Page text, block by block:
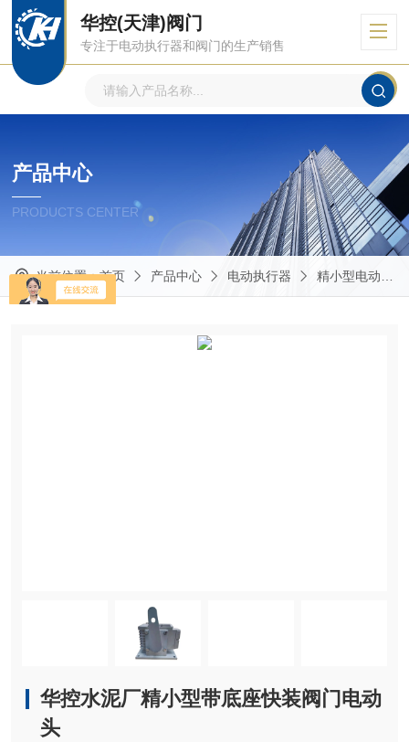
华控(天津)阀门
专注于电动执行器和阀门的生产销售
产品中心
PRODUCTS CENTER
当前位置：首页 产品中心 电动执行器 精小型电动执行器
华控水泥厂精小型带底座快装阀门电动
头